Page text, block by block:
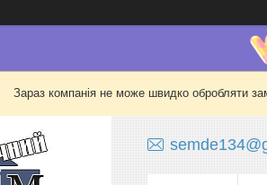
Зараз компанія не може швидко обробляти